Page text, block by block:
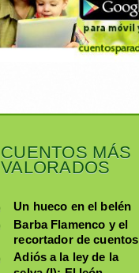
CUENTOS MÁS
VALORADOS
Un hueco en el belén
Barba Flamenco y el
recortador de cuentos
Adiós a la ley de la